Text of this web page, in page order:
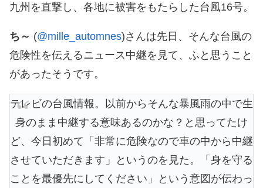
九州を直撃し、各地に被害をもたらした台風16号。
ち～ (@mille_automnes)さんは先日、そんな台風の
危険性を伝えるニュース中継を見て、ふと思うこと
があったそうです。
テレビの台風情報。以前からそんな暴風雨の中で生
身のまま中継する意味あるのかな？と思ってたけ
ど、今日初めて「非常に危険なので車の中から中継
させていただきます」というのを見た。「身を守る
ことを最優先にしてください」という意図が伝わっ